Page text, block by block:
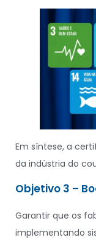
Em síntese, a
da indústria do
Objetivo 3 –
Garantir que os
implementando